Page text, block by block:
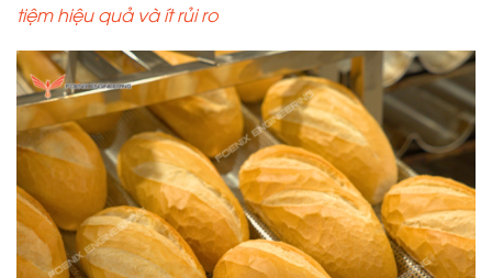
tiệm hiệu quả và ít rủi ro